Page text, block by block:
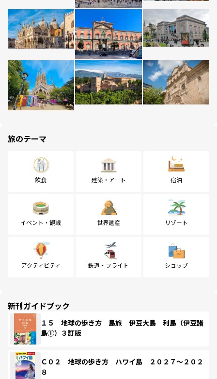
旅のテーマ
飲食 建築・アート 宿泊
イベント・観戦 世界遺産 リゾート
アクティビティ 鉄道・フライト ショップ
新刊ガイドブック
１５ 地球の歩き方 島旅 伊豆大島 利島（伊豆諸
島①）３訂版
Ｃ０２ 地球の歩き方 ハワイ島 ２０２７～２０２
８